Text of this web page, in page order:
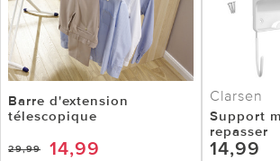
Barre d'extension
télescopique
29,99 14,99
Clarsen
Support
repasser
14,99